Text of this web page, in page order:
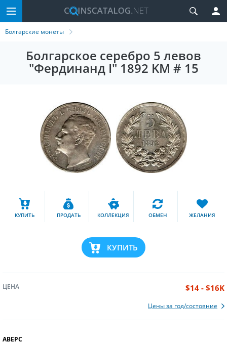
Болгарские монеты
Болгарское серебро 5 левов
"Фердинанд I" 1892 KM # 15
КУПИТЬ ПРОДАТЬ КОЛЛЕКЦИЯ ОБМЕН ЖЕЛАНИЯ
КУПИТЬ
ЦЕНА $14 - $16K
Цены за год/состояние
АВЕРС